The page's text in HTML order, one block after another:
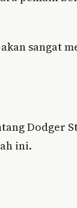
sangat
Dodger
ini.